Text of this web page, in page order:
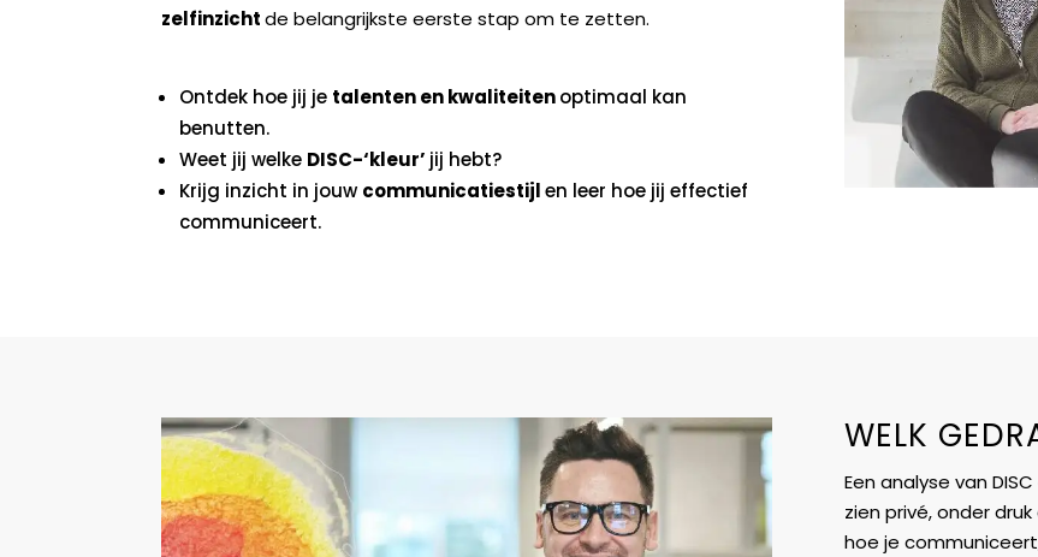
zelfinzichtde belangrijkste eerste stap om te zetten.
Ontdek hoe jij je talenten en kwaliteitenoptimaal kan
benutten.
Weet jij welke DISC-‘kleur’ jij hebt?
Krijg inzicht in jouw communicatiestijlen leer hoe jij effectief
communiceert.
WELK
Een analyse van
zien privé, onder
hoe je